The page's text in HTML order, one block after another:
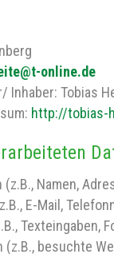
online.de
Inhaber: Tobias
http://tobias-
Namen,
E-Mail,
Texteingaben,
(z.B., besuchte